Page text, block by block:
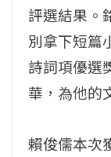
評選結果。
別拿下短篇
詩詞項優選
華，為他的
賴俊儒本次